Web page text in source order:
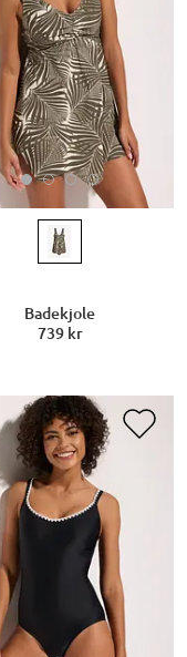
Badekjole
739 kr